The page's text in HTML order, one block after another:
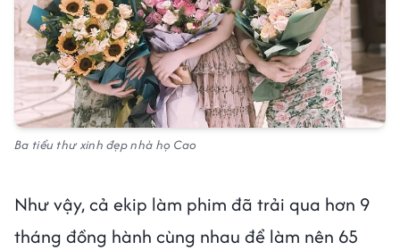
Ba tiểu thư xinh đẹp nhà họ Cao
Như vậy, cả ekip làm phim đã trải qua hơn 9
tháng đồng hành cùng nhau để làm nên 65